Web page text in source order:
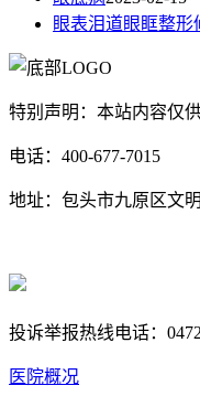
眼表泪道眼眶整形
特别声明：本站内容仅
电话：400-677-7015
地址：包头市九原区文
投诉举报热线电话：
医院概况